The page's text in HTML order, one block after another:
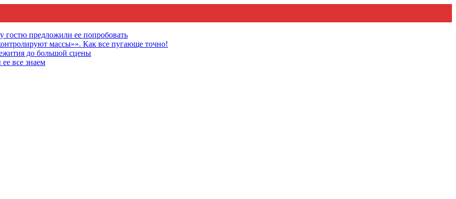
гостю предложили ее попробовать
массы»». Как все пугающе точно!
до большой сцены
все знаем